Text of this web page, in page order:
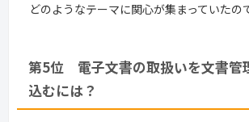
どのようなテーマに関心が集まっていたの
第5位 電子文書の取扱いを文書管
込むには？